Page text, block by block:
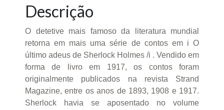
Descrição
O detetive mais famoso da literatura mundial
retorna em mais uma série de contos em i O
último adeus de Sherlock Holmes /i . Vendido em
forma de livro em 1917, os contos foram
originalmente publicados na revista Strand
Magazine, entre os anos de 1893, 1908 e 1917.
Sherlock havia se aposentado no volume